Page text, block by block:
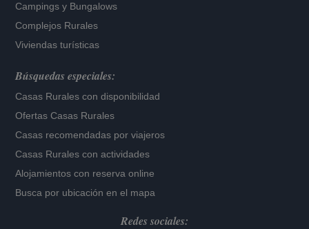
Campings y Bungalows
Complejos Rurales
Viviendas turísticas
Búsquedas especiales:
Casas Rurales con disponibilidad
Ofertas Casas Rurales
Casas recomendadas por viajeros
Casas Rurales con actividades
Alojamientos con reserva online
Busca por ubicación en el mapa
Redes sociales: